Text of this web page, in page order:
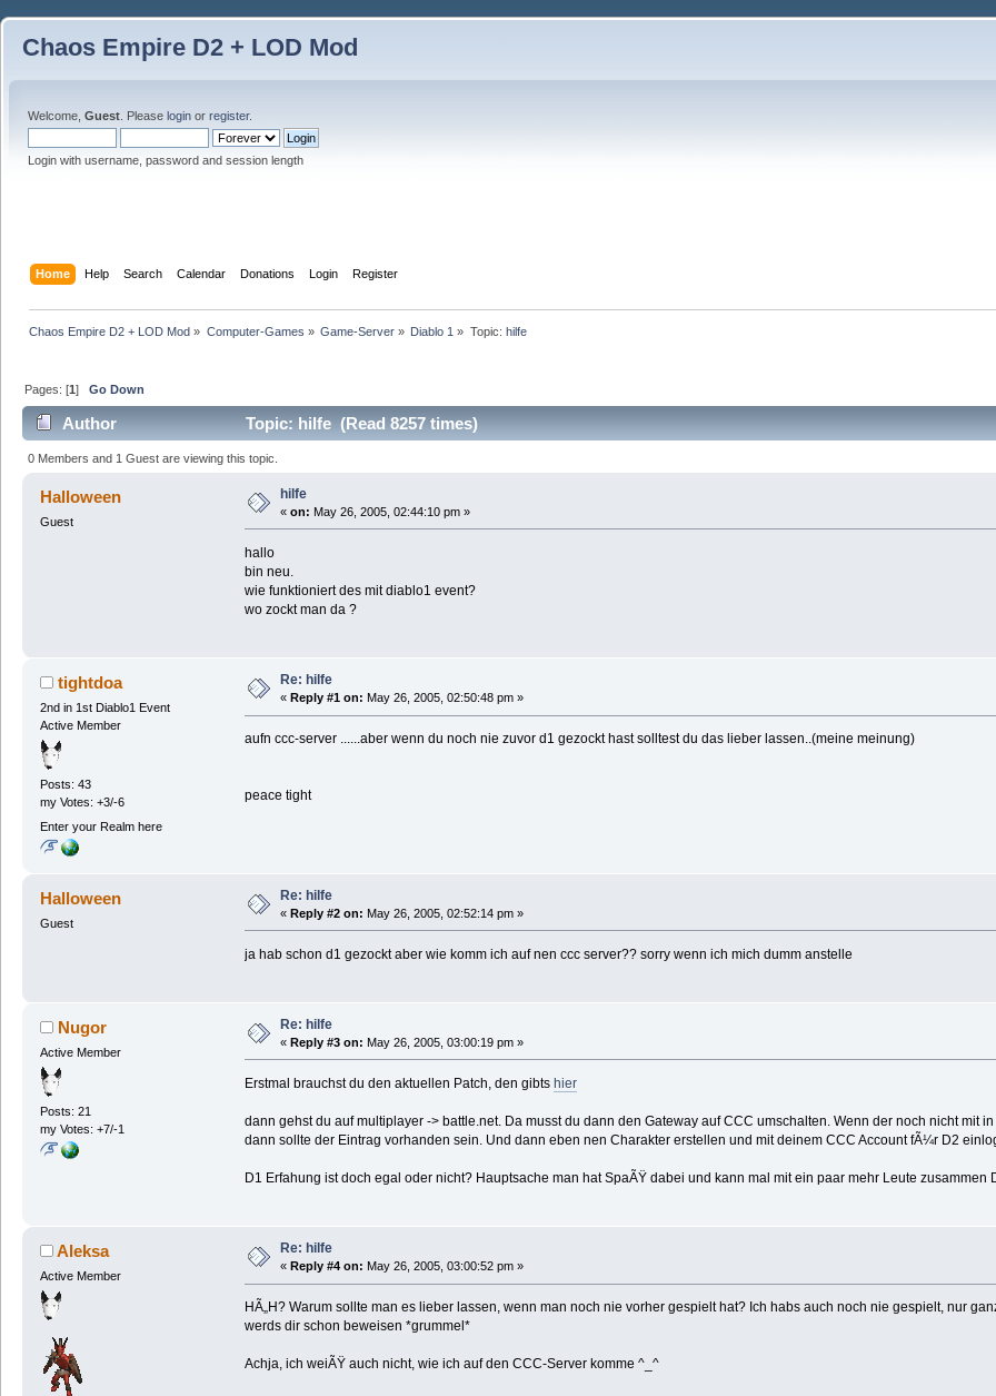
Chaos Empire D2 + LOD Mod
Welcome, Guest . Please login or register.
Login with username, password and session length
Home Help Search Calendar Donations Login Register
Chaos Empire D2 + LOD Mod » Computer-Games » Game-Server» Diablo 1 » Topic: hilfe
Pages: [1]Go Down
Author Topic: hilfe (Read 8257 times)
0 Members and 1 Guest are viewing this topic.
Halloween
Guest
hilfe
« on: May 26, 2005, 02:44:10 pm »
hallo
bin neu.
wie funktioniert des mit diablo1 event?
wo zockt man da ?
tightdoa
2nd in 1st Diablo1 Event
Active Member
Posts: 43
my Votes: +3/-6
Enter your Realm here
Re: hilfe
« Reply #1 on: May 26, 2005, 02:50:48 pm »
aufn ccc-server ......aber wenn du noch nie zuvor d1 gezockt hast solltest du das lieber lassen..(meine meinung)
peace tight
Halloween
Guest
Re: hilfe
« Reply #2 on: May 26, 2005, 02:52:14 pm »
ja hab schon d1 gezockt aber wie komm ich auf nen ccc server?? sorry wenn ich mich dumm anstelle
Nugor
Active Member
Posts: 21
my Votes: +7/-1
Re: hilfe
« Reply #3 on: May 26, 2005, 03:00:19 pm »
Erstmal brauchst du den aktuellen Patch, den gibts hier
dann gehst du auf multiplayer -> battle.net. Da musst du dann den Gateway auf CCC umschalten. Wenn der noch nicht mit
dann sollte der Eintrag vorhanden sein. Und dann eben nen Charakter erstellen und mit deinem CCC Account fÃ¼r D2
D1 Erfahung ist doch egal oder nicht? Hauptsache man hat SpaÃŸ dabei und kann mal mit ein paar mehr Leute zusammen
Aleksa
Active Member
Re: hilfe
« Reply #4 on: May 26, 2005, 03:00:52 pm »
HÃ„H? Warum sollte man es lieber lassen, wenn man noch nie vorher gespielt hat? Ich habs auch noch nie gespielt, nur
werds dir schon beweisen *grummel*
Achja, ich weiÃŸ auch nicht, wie ich auf den CCC-Server komme ^_^